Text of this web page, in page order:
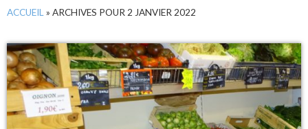
ACCUEIL » ARCHIVES POUR 2 JANVIER 2022